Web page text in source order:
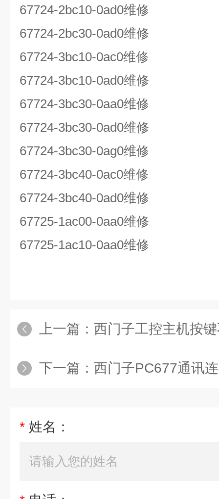
67724-2bc10-0ad0维修
67724-2bc30-0ad0维修
67724-3bc10-0ac0维修
67724-3bc10-0ad0维修
67724-3bc30-0aa0维修
67724-3bc30-0ad0维修
67724-3bc30-0ag0维修
67724-3bc40-0ac0维修
67724-3bc40-0ad0维修
67725-1ac00-0aa0维修
67725-1ac10-0aa0维修
上一篇： 西门子工控主机按
下一篇： 西门子PC677通讯
* 姓名：